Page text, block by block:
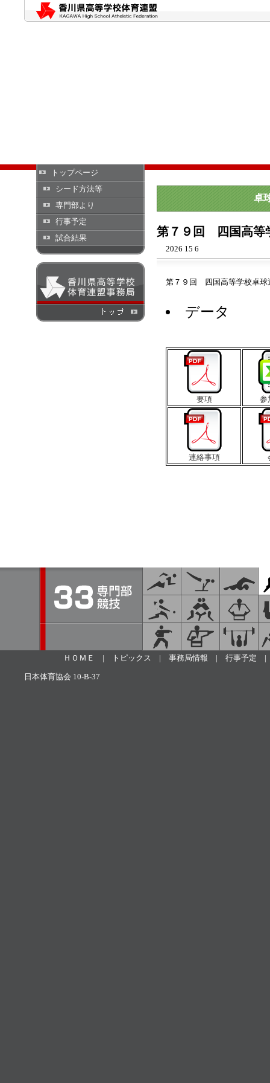
トップページ
シード方法等
専門部より
行事予定
試合結果
卓
第７９回 四国高等
2026 15 6
第７９回 四国高等学校卓球
データ
要項 参
連絡事項
ＨＯＭＥ | トピックス | 事務局情報 | 行事予定
日本体育協会 10-B-37